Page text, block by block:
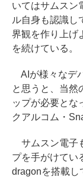
いてはサムスン
ル自身も認識し
界観を作り上げ
を続けている。
AIが様々なデ
と思うと、当然
ップが必要とな
クアルコム・
サムスン電子
プを手がけてい
dragonを搭載し